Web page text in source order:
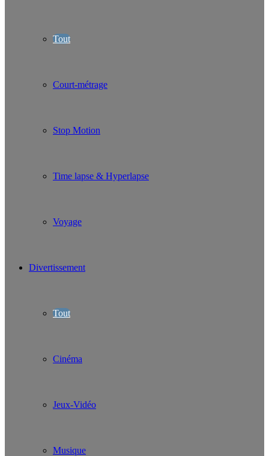
Tout
Court-métrage
Stop Motion
Time lapse & Hyperlapse
Voyage
Divertissement
Tout
Cinéma
Jeux-Vidéo
Musique